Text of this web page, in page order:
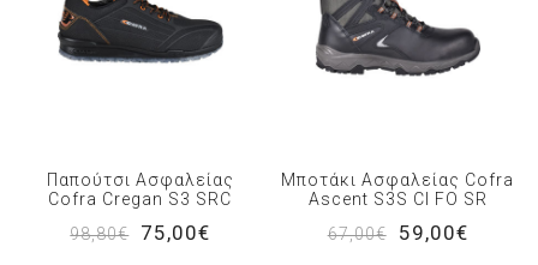
Παπούτσι Ασφαλείας
Cofra Cregan S3 SRC
98,80€
75,00€
Μποτάκι Ασφαλείας Cofra
Ascent S3S CI FO SR
67,00€
59,00€